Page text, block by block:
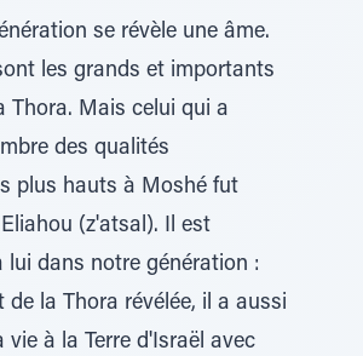
se révèle une âme.
les grands et importants
Thora. Mais celui qui a
des qualités
plus hauts à Moshé fut
(z'atsal). Il est
lui dans notre génération :
de la Thora révélée, il a aussi
vie à la Terre d'Israël avec